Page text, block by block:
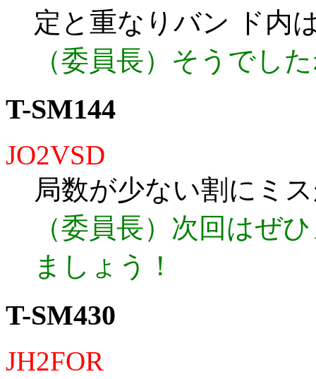
定と重なりバン ド内
（委員長）そうでし
T-SM144
JO2VSD
局数が少ない割にミ
（委員長）次回はぜ
ましょう！
T-SM430
JH2FOR